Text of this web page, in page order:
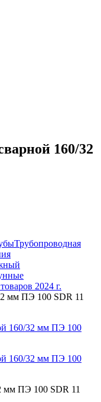
160/32
Трубопроводная
2024 г.
мм ПЭ 100 SDR 11
мм ПЭ 100 SDR 11